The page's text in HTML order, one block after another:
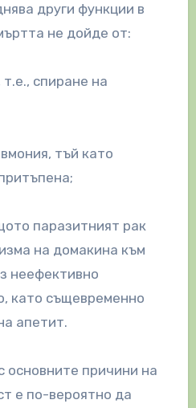
други функции в
не дойде от:
спиране на
тъй като
паразитният рак
на домакина към
неефективно
като същевременно
апетит.
основните причини на
е по-вероятно да